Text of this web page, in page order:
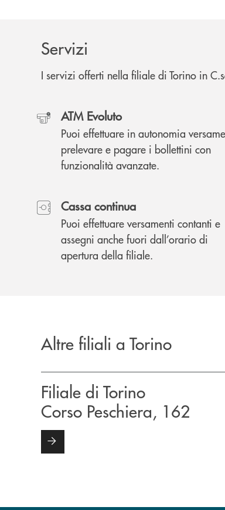
Servizi
I servizi offerti nella filiale di Torino in
ATM Evoluto
Puoi effettuare in autonomia
prelevare e pagare i bollettini con
funzionalità avanzate.
Cassa continua
Puoi effettuare versamenti contanti e
assegni anche fuori dall’orario di
apertura della filiale.
Altre filiali a Torino
Filiale di Torino
Corso Peschiera, 162